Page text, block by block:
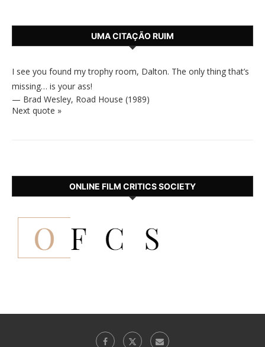
UMA CITAÇÃO RUIM
I see you found my trophy room, Dalton. The only thing that’s
missing… is your ass!
— Brad Wesley, Road House (1989)
Next quote »
ONLINE FILM CRITICS SOCIETY